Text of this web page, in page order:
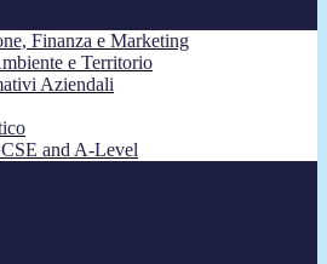
Finanza e Marketing
e Territorio
Aziendali
and A-Level